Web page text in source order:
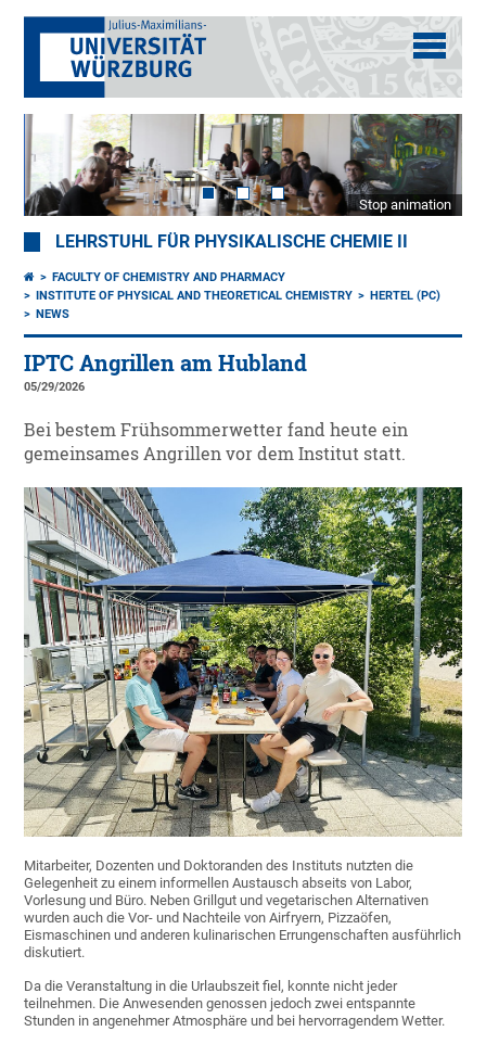
Stop animation
LEHRSTUHL FÜR PHYSIKALISCHE CHEMIE II
FACULTY OF CHEMISTRY AND PHARMACY
INSTITUTE OF PHYSICAL AND THEORETICAL CHEMISTRY
HERTEL (PC)
NEWS
IPTC Angrillen am Hubland
05/29/2026
Bei bestem Frühsommerwetter fand heute ein
gemeinsames Angrillen vor dem Institut statt.
Mitarbeiter, Dozenten und Doktoranden des Instituts nutzten die
Gelegenheit zu einem informellen Austausch abseits von Labor,
Vorlesung und Büro. Neben Grillgut und vegetarischen Alternativen
wurden auch die Vor- und Nachteile von Airfryern, Pizzaöfen,
Eismaschinen und anderen kulinarischen Errungenschaften ausführlich
diskutiert.
Da die Veranstaltung in die Urlaubszeit fiel, konnte nicht jeder
teilnehmen. Die Anwesenden genossen jedoch zwei entspannte
Stunden in angenehmer Atmosphäre und bei hervorragendem Wetter.